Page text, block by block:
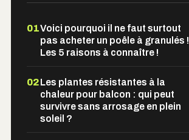
01Voici pourquoi il ne faut surtout
pas acheter un poêle à granulés !
Les 5 raisons à connaître !
02Les plantes résistantes à la
chaleur pour balcon : qui peut
survivre sans arrosage en plein
soleil ?